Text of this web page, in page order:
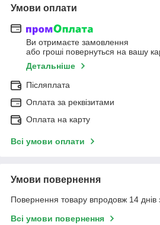
Умови оплати
Ви отримаєте замовлення
або гроші повернуться на вашу
Детальніше
Післяплата
Оплата за реквізитами
Оплата на карту
Всі умови оплати
Умови повернення
Повернення товару впродовж 14 днів
Всі умови повернення